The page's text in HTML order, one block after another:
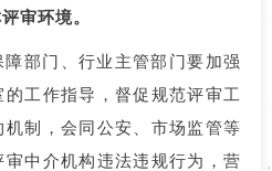
审环境。
部门、行业主管部门要加强
工作指导，督促规范评审工
制，会同公安、市场监管等
中介机构违法违规行为，营